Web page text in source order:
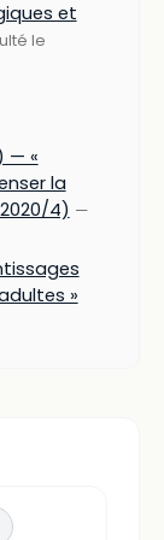
et
le
— «
la
4) —
»